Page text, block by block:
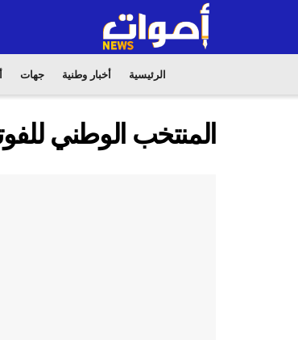
الرئيسية أخبار وطنية جهات
المنتخب الوطني